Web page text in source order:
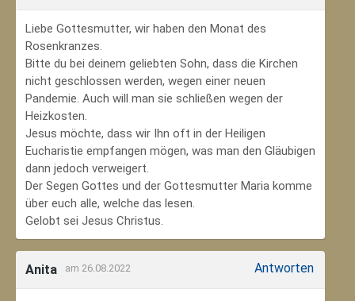
Liebe Gottesmutter, wir haben den Monat des
Rosenkranzes.
Bitte du bei deinem geliebten Sohn, dass die Kirchen
nicht geschlossen werden, wegen einer neuen
Pandemie. Auch will man sie schließen wegen der
Heizkosten.
Jesus möchte, dass wir Ihn oft in der Heiligen
Eucharistie empfangen mögen, was man den Gläubigen
dann jedoch verweigert.
Der Segen Gottes und der Gottesmutter Maria komme
über euch alle, welche das lesen.
Gelobt sei Jesus Christus.
Anita am 26.08.2022 Antworten